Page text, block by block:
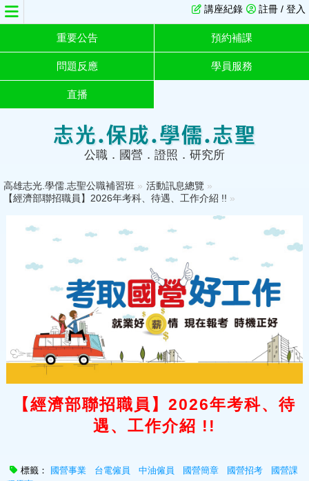
註冊 / 登入
講座紀錄
重要公告 預約補課
問題反應 學員服務
直播
志光.保成.學儒.志聖
公職．國營．證照．研究所
高雄志光.學儒.志聖公職補習班 » 活動訊息總覽 »
【經濟部聯招職員】2026年考科、待遇、工作介紹 !! »
【經濟部聯招職員】2026年考科、待
遇、工作介紹 !!
標籤： 國營事業 台電僱員 中油僱員 國營簡章 國營招考
國營課